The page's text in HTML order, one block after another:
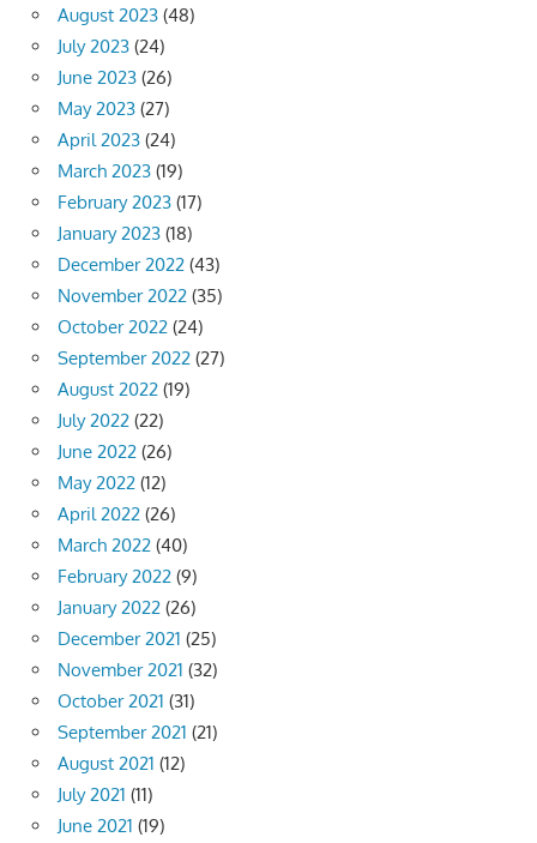
August 2023 (48)
July 2023 (24)
June 2023 (26)
May 2023 (27)
April 2023 (24)
March 2023 (19)
February 2023 (17)
January 2023 (18)
December 2022 (43)
November 2022 (35)
October 2022 (24)
September 2022 (27)
August 2022 (19)
July 2022 (22)
June 2022 (26)
May 2022 (12)
April 2022 (26)
March 2022 (40)
February 2022 (9)
January 2022 (26)
December 2021 (25)
November 2021 (32)
October 2021 (31)
September 2021 (21)
August 2021 (12)
July 2021 (11)
June 2021 (19)